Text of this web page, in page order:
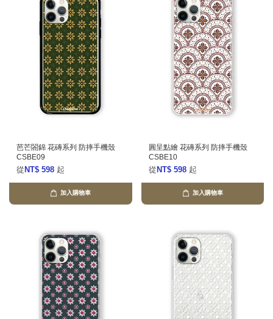
芭芒閤錦 花磚系列 防摔手機殼
CSBE09
從 NT$ 598 起
加入購物車
圓呈點繪 花磚系列 防摔手機殼
CSBE10
從 NT$ 598 起
加入購物車